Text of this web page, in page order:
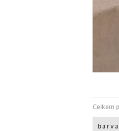
Celkem
barva